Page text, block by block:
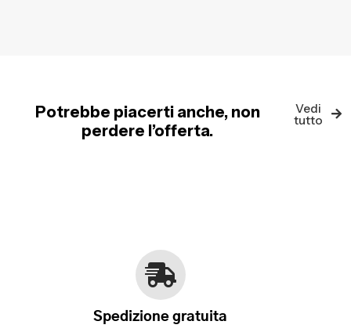
Potrebbe piacerti anche, non
perdere l’offerta.
Vedi
tutto
Spedizione gratuita